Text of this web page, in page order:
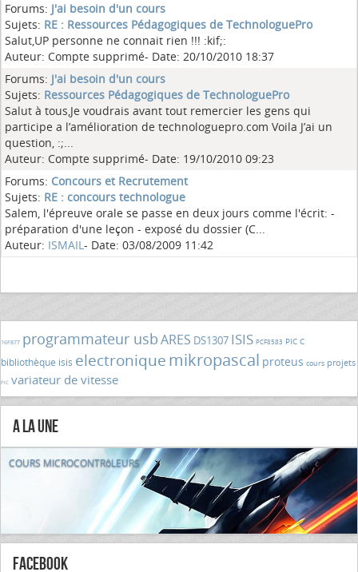
Forums: J'ai besoin d'un cours
Sujets: RE : Ressources Pédagogiques de TechnologuePro
Salut,UP personne ne connait rien !!! :kif;:
Auteur: Compte supprimé- Date: 20/10/2010 18:37
Forums: J'ai besoin d'un cours
Sujets: Ressources Pédagogiques de TechnologuePro
Salut à tous,Je voudrais avant tout remercier les gens qui
participe a l’amélioration de technologuepro.com Voila J’ai un
question, :;...
Auteur: Compte supprimé- Date: 19/10/2010 09:23
Forums: Concours et Recrutement
Sujets: RE : concours technologue
Salem, l'épreuve orale se passe en deux jours comme l'écrit: -
préparation d'une leçon - exposé du dossier (C...
Auteur: ISMAIL- Date: 03/08/2009 11:42
16F877 programmateur usbARES DS1307 ISIS PCF8583 PIC C
bibliothèque isis electroniquemikropascal proteus cours projets
PIC variateur de vitesse
A la Une
COURS MICROCONTRôLEURS
FaceBook